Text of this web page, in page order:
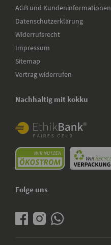
AGB und Kundeninformationen
Datenschutzerklärung
Widerrufsrecht
Impressum
Sitemap
Vertrag widerrufen
Nachhaltig mit kokku
Folge uns